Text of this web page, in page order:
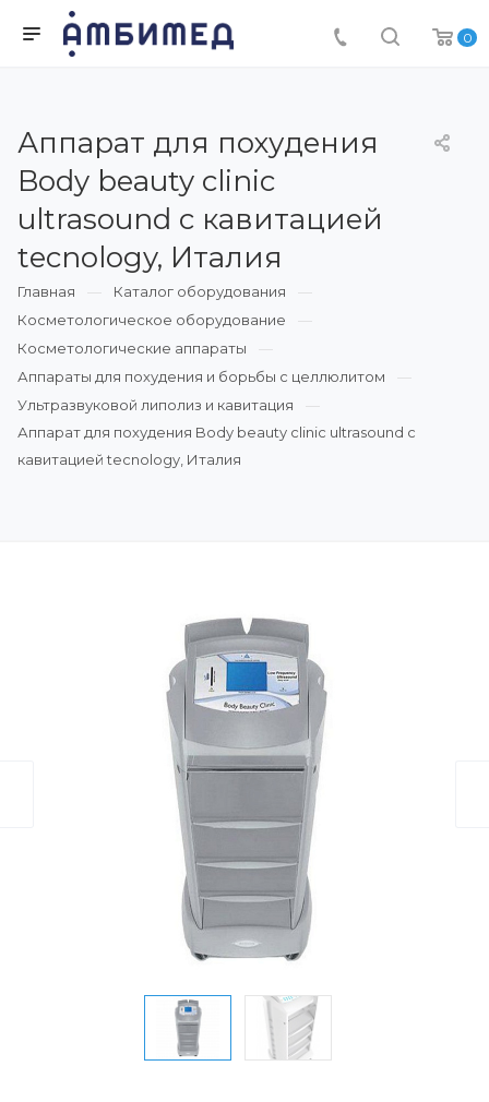
0
Аппарат для похудения
Body beauty clinic
ultrasound с кавитацией
tecnology, Италия
Главная
Каталог оборудования
Косметологическое оборудование
Косметологические аппараты
Аппараты для похудения и борьбы с целлюлитом
Ультразвуковой липолиз и кавитация
Аппарат для похудения Body beauty clinic ultrasound с
кавитацией tecnology, Италия